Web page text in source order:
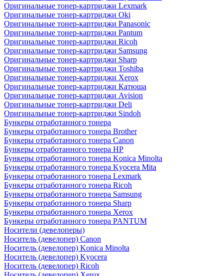
Оригинальные тонер-картриджи Lexmark
Оригинальные тонер-картриджи Oki
Оригинальные тонер-картриджи Panasonic
Оригинальные тонер-картриджи Pantum
Оригинальные тонер-картриджи Ricoh
Оригинальные тонер-картриджи Samsung
Оригинальные тонер-картриджи Sharp
Оригинальные тонер-картриджи Toshiba
Оригинальные тонер-картриджи Xerox
Оригинальные тонер-картриджи Катюша
Оригинальные тонер-картриджи Avision
Оригинальные тонер-картриджи Deli
Оригинальные тонер-картриджи Sindoh
Бункеры отработанного тонера
Бункеры отработанного тонера Brother
Бункеры отработанного тонера Canon
Бункеры отработанного тонера HP
Бункеры отработанного тонера Konica Minolta
Бункеры отработанного тонера Kyocera Mita
Бункеры отработанного тонера Lexmark
Бункеры отработанного тонера Ricoh
Бункеры отработанного тонера Samsung
Бункеры отработанного тонера Sharp
Бункеры отработанного тонера Xerox
Бункеры отработанного тонера PANTUM
Носители (девелоперы)
Носитель (девелопер) Canon
Носитель (девелопер) Konica Minolta
Носитель (девелопер) Kyocera
Носитель (девелопер) Ricoh